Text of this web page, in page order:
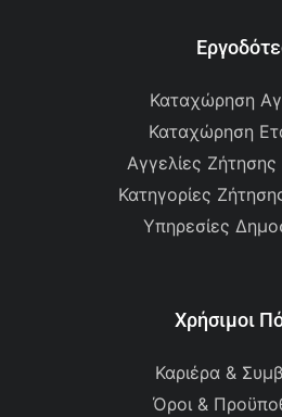
Καταχώρηση
Καταχώρηση
Αγγελίες Ζήτησης
Κατηγορίες
Υπηρεσίες
Χρήσιμοι
Καριέρα &
Όροι &